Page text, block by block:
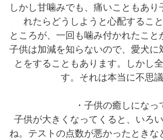
しかし甘噛みでも、痛いこともあ
れたらどうしようと心配するこ
ところが、一回も噛み付かれたこと
子供は加減を知らないので、愛犬に
とをすることもあります。しかし
す。それは本当に不思議
・子供の癒しになっ
子供が大きくなってくると、いろ
ね。テストの点数が悪かったときな